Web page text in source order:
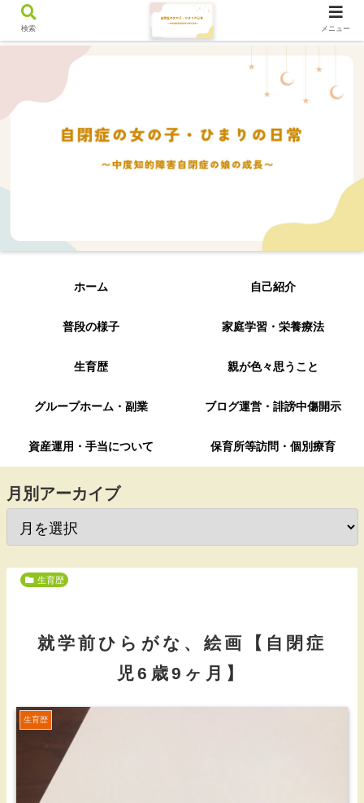
ホーム 自己紹介
普段の様子 家庭学習・栄養療法
生育歴 親が色々思うこと
グループホーム・副業 ブログ運営・誹謗中傷開示
資産運用・手当について 保育所等訪問・個別療育
月別アーカイブ
生育歴
就学前ひらがな、絵画【自閉症
児6歳9ヶ月】
生育歴
検索 メニュー